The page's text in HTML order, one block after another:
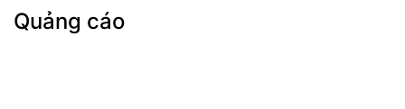
Quảng cáo